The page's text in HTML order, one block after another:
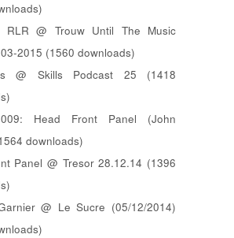
RLR @ Trouw Until The Music
2015 (1560 downloads)
@ Skills Podcast 25 (1418
Head Front Panel (John
downloads)
Panel @ Tresor 28.12.14 (1396
@ Le Sucre (05/12/2014)